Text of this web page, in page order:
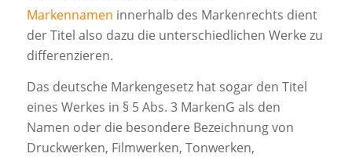
Markennamen innerhalb des Markenrechts dient
der Titel also dazu die unterschiedlichen Werke zu
differenzieren.
Das deutsche Markengesetz hat sogar den Titel
eines Werkes in § 5 Abs. 3 MarkenG als den
Namen oder die besondere Bezeichnung von
Druckwerken, Filmwerken, Tonwerken,